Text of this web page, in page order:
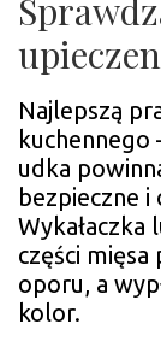
Najlepszą
udka
bezpieczne
Wykałaczka
części
oporu, a
kolor.